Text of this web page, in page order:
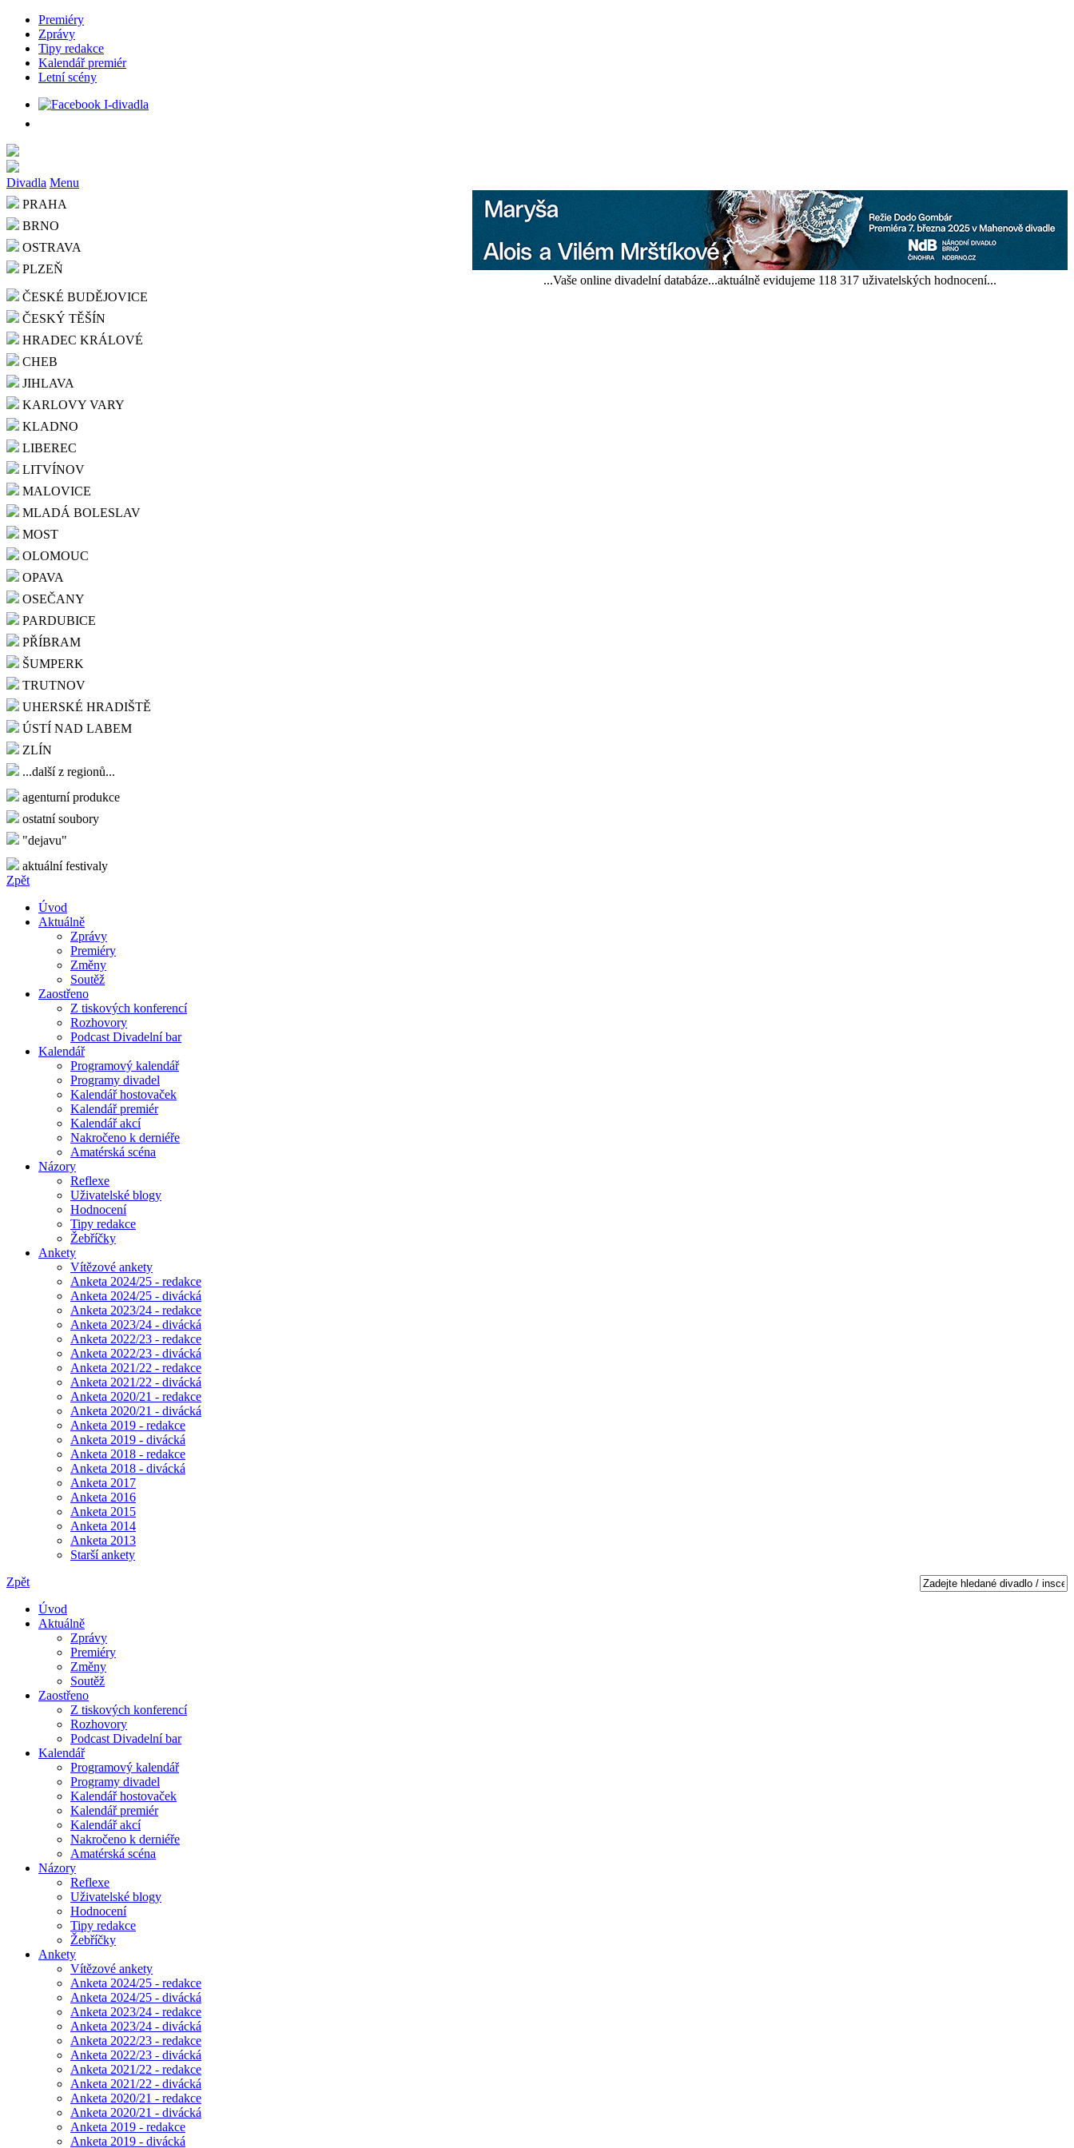
Premiéry
Zprávy
Tipy redakce
Kalendář premiér
Letní scény
Divadla Menu
...Vaše online divadelní databáze...aktuálně evidujeme 118 317 uživatelských hodnocení...
PRAHA
BRNO
OSTRAVA
PLZEŇ
ČESKÉ BUDĚJOVICE
ČESKÝ TĚŠÍN
HRADEC KRÁLOVÉ
CHEB
JIHLAVA
KARLOVY VARY
KLADNO
LIBEREC
LITVÍNOV
MALOVICE
MLADÁ BOLESLAV
MOST
OLOMOUC
OPAVA
OSEČANY
PARDUBICE
PŘÍBRAM
ŠUMPERK
TRUTNOV
UHERSKÉ HRADIŠTĚ
ÚSTÍ NAD LABEM
ZLÍN
...další z regionů...
agenturní produkce
ostatní soubory
"dejavu"
aktuální festivaly
Zpět
Úvod
Aktuálně
Zprávy
Premiéry
Změny
Soutěž
Zaostřeno
Z tiskových konferencí
Rozhovory
Podcast Divadelní bar
Kalendář
Programový kalendář
Programy divadel
Kalendář hostovaček
Kalendář premiér
Kalendář akcí
Nakročeno k derniéře
Amatérská scéna
Názory
Reflexe
Uživatelské blogy
Hodnocení
Tipy redakce
Žebříčky
Ankety
Vítězové ankety
Anketa 2024/25 - redakce
Anketa 2024/25 - divácká
Anketa 2023/24 - redakce
Anketa 2023/24 - divácká
Anketa 2022/23 - redakce
Anketa 2022/23 - divácká
Anketa 2021/22 - redakce
Anketa 2021/22 - divácká
Anketa 2020/21 - redakce
Anketa 2020/21 - divácká
Anketa 2019 - redakce
Anketa 2019 - divácká
Anketa 2018 - redakce
Anketa 2018 - divácká
Anketa 2017
Anketa 2016
Anketa 2015
Anketa 2014
Anketa 2013
Starší ankety
Zpět
Úvod
Aktuálně
Zprávy
Premiéry
Změny
Soutěž
Zaostřeno
Z tiskových konferencí
Rozhovory
Podcast Divadelní bar
Kalendář
Programový kalendář
Programy divadel
Kalendář hostovaček
Kalendář premiér
Kalendář akcí
Nakročeno k derniéře
Amatérská scéna
Názory
Reflexe
Uživatelské blogy
Hodnocení
Tipy redakce
Žebříčky
Ankety
Vítězové ankety
Anketa 2024/25 - redakce
Anketa 2024/25 - divácká
Anketa 2023/24 - redakce
Anketa 2023/24 - divácká
Anketa 2022/23 - redakce
Anketa 2022/23 - divácká
Anketa 2021/22 - redakce
Anketa 2021/22 - divácká
Anketa 2020/21 - redakce
Anketa 2020/21 - divácká
Anketa 2019 - redakce
Anketa 2019 - divácká